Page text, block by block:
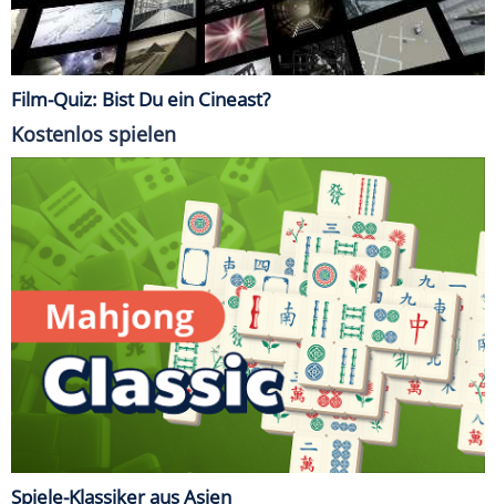
Film-Quiz: Bist Du ein Cineast?
Kostenlos spielen
Spiele-Klassiker aus Asien